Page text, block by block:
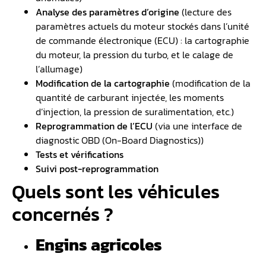
Analyse des paramètres d’origine (lecture des
paramètres actuels du moteur stockés dans l’unité
de commande électronique (ECU) : la cartographie
du moteur, la pression du turbo, et le calage de
l’allumage)
Modification de la cartographie (modification de la
quantité de carburant injectée, les moments
d’injection, la pression de suralimentation, etc.)
Reprogrammation de l’ECU (via une interface de
diagnostic OBD (On-Board Diagnostics))
Tests et vérifications
Suivi post-reprogrammation
Quels sont les véhicules
concernés ?
Engins agricoles